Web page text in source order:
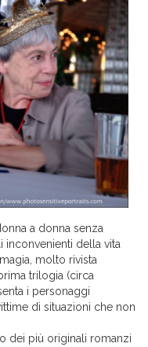
a donna senza
inconvenienti della vita
molto rivista
trilogia (circa
i personaggi
di situazioni che non
dei più originali romanzi